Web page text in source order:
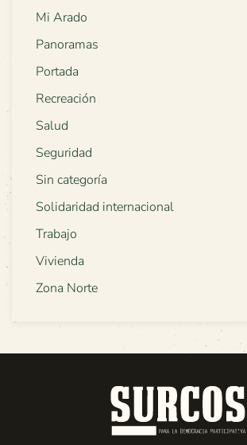
Mi Arado
Panoramas
Portada
Recreación
Salud
Seguridad
Sin categoría
Solidaridad internacional
Trabajo
Vivienda
Zona Norte